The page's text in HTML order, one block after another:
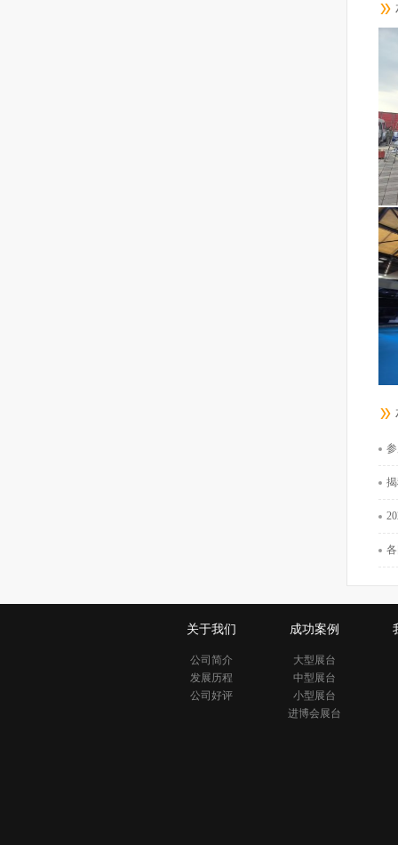
参
揭
各
关于我们
公司简介
发展历程
公司好评
成功案例
大型展台
中型展台
小型展台
进博会展台